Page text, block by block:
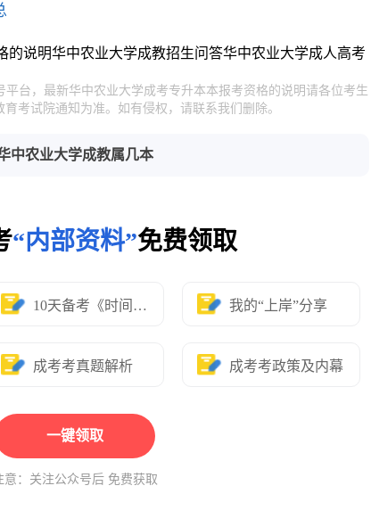
的说明华中农业大学成教招生问答华中农业大学成人高考
台，最新华中农业大学成考专升本本报考资格的说明请各位考生
考试院通知为准。如有侵权，请联系我们删除。
中农业大学成教属几本
“内部资料”免费领取
10天备考《时间表》 我的“上岸”分享
成考考真题解析 成考考政策及内幕
一键领取
意：关注公众号后 免费获取